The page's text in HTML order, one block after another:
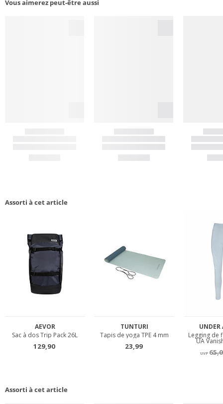
Vous aimerez peut-être aussi
Assorti à cet article
Assorti à cet article